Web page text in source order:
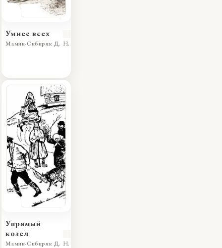
Умнее всех
Мамин-Сибиряк Д. Н.
Упрямый
козел
Мамин-Сибиряк Д. Н.